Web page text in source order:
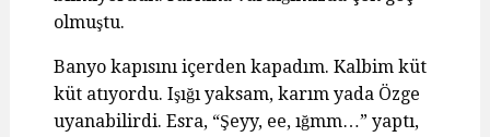
olmuştu.
Banyo kapısını içerden kapadım. Kalbim küt
küt atıyordu. Işığı yaksam, karım yada Özge
uyanabilirdi. Esra, “Şeyy, ee, ığmm…” yaptı,